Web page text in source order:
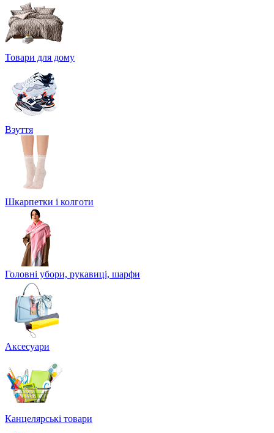
Товари для дому
Взуття
Шкарпетки і колготи
Головні убори, рукавиці, шарфи
Аксесуари
Канцелярські товари